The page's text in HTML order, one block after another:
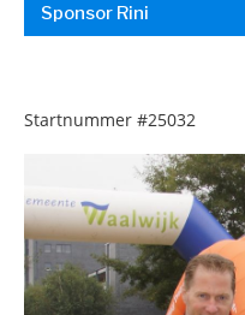
Sponsor Rini
Startnummer #25032